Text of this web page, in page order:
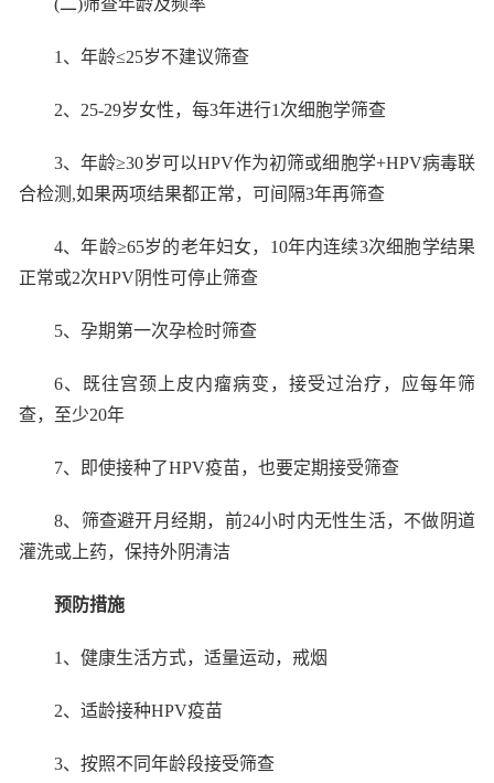
(二)筛查年龄及频率
1 、年龄≤25岁不建议筛查
2、 25-29岁女性，每3年进行1 次细胞学筛查
3、年龄≥30岁可以HPV作为初筛或细胞学+HPV病毒联
合检测 ,如果两项结果都正常，可间隔3年再筛查
4、年龄≥65岁的老年妇女， 10年内连续3次细胞学结果
正常或2次HPV阴性可停止筛查
5、孕期第一次孕检时筛查
6、既往宫颈上皮内瘤病变，接受过治疗，应每年筛
查，至少20年
7、即使接种了HPV疫苗，也要定期接受筛查
8、筛查避开月经期，前24小时内无性生活，不做阴道
灌洗或上药，保持外阴清洁
预防措施
1 、健康生活方式，适量运动，戒烟
2、适龄接种HPV疫苗
3、按照不同年龄段接受筛查